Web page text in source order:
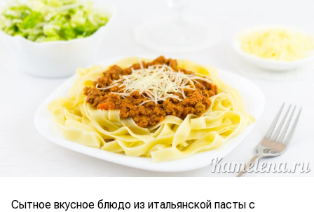
Сытное вкусное блюдо из итальянской пасты с